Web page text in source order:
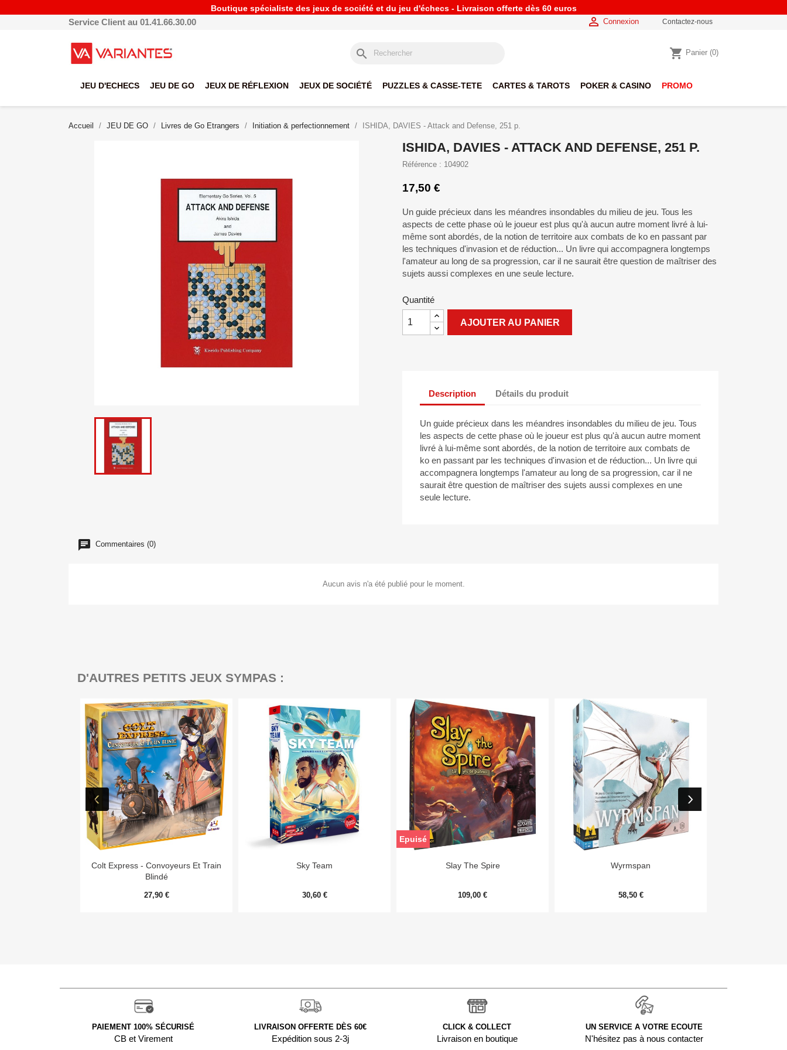
Boutique spécialiste des jeux de société et du jeu d'échecs - Livraison offerte dès 60 euros
Service Client au 01.41.66.30.00  Connexion Contactez-nous
search shopping_cart Panier (0)
JEU D'ECHECS JEU DE GO JEUX DE RÉFLEXION JEUX DE SOCIÉTÉ PUZZLES & CASSE-TETE CARTES & TAROTS POKER & CASINO PROMO
Accueil JEU DE GO Livres de Go Etrangers Initiation & perfectionnement ISHIDA, DAVIES - Attack and Defense, 251 p.
ISHIDA, DAVIES - ATTACK AND DEFENSE, 251 P.
Référence : 104902
17,50 €
Un guide précieux dans les méandres insondables du milieu de jeu. Tous les
aspects de cette phase où le joueur est plus qu'à aucun autre moment livré à lui-
même sont abordés, de la notion de territoire aux combats de ko en passant par
les techniques d'invasion et de réduction... Un livre qui accompagnera longtemps
l'amateur au long de sa progression, car il ne saurait être question de maîtriser des
sujets aussi complexes en une seule lecture.
Quantité
AJOUTER AU PANIER
Description Détails du produit
Un guide précieux dans les méandres insondables du milieu de jeu. Tous
les aspects de cette phase où le joueur est plus qu'à aucun autre moment
livré à lui-même sont abordés, de la notion de territoire aux combats de
ko en passant par les techniques d'invasion et de réduction... Un livre qui
accompagnera longtemps l'amateur au long de sa progression, car il ne
saurait être question de maîtriser des sujets aussi complexes en une
seule lecture.
Commentaires (0)
Aucun avis n'a été publié pour le moment.
D'AUTRES PETITS JEUX SYMPAS :
Aperçu rapide
Colt Express - Convoyeurs Et Train
Blindé
27,90 €
Aperçu rapide
Sky Team
30,60 €
Aperçu rapide
Slay The Spire
109,00 €
Epuisé
Aperçu rapide
Wyrmspan
58,50 €
PAIEMENT 100% SÉCURISÉ
CB et Virement
LIVRAISON OFFERTE DÈS 60€
Expédition sous 2-3j
CLICK & COLLECT
Livraison en boutique
UN SERVICE A VOTRE ECOUTE
N'hésitez pas à nous contacter